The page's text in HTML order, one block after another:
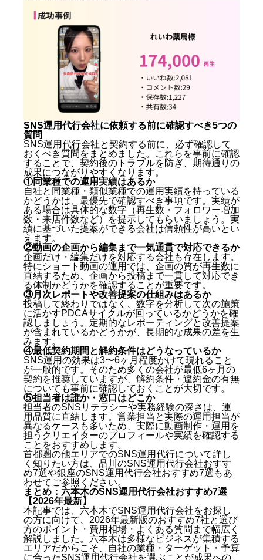
SNS運用代行会社に依頼する前に確認すべき5つの
質問
SNS運用代行会社と契約する前に、必ず確認して
おくべき質問をまとめました。これらを事前に確認
することで、契約後のトラブルを防ぎ、期待通りの
成果につながりやすくなります。
①同業種での運用実績はあるか
自社と同業種・類似業種での運用実績を持っている
かどうかは、最優先で確認すべき事項です。実績が
ある場合は具体的な数字（再生数・フォロワー増加
数・来店件数など）を提示してもらいましょう。実
績に基づいた提案ができる会社は信頼性が高いとい
えます。
②動画の企画から編集まで一気通貫で対応できるか
企画だけ・編集だけを対応する会社も存在します。
特にショート動画の運用では、企画の質が再生数に
直結するため、企画から投稿まで一貫して対応でき
る体制かどうかを確認することが重要です。
③月次レポートや改善提案の仕組みはあるか
投稿して終わりではなく、数字を分析して次の施策
に活かすPDCAサイクルが回っているかどうかを確
認しましょう。定期的なレポーティングと改善提案
が含まれているかどうかが、長期的な成果の差を生
みます。
④最低契約期間と解約条件はどうなっているか
SNS運用の効果は3〜6ヶ月程度かけて現れること
が一般的です。そのため多くの会社が最低6ヶ月の
契約を推奨していますが、解約条件・違約金の有無
についても事前に確認しておくことが大切です。
⑤担当者は誰か・窓口はどこか
担当者のSNSリテラシーや実務経験の深さは、運
用品質に直結します。営業担当と実際の運用担当が
異なるケースも多いため、実際に動画制作・運用を
担うクリエイターのプロフィールや実績を確認する
ことをおすすめします。
首都圏の他エリアでのSNS運用代行について詳し
く知りたい方は、 品川のSNS運用代行会社おすす
め7選や銀座のSNS運用代行会社おすすめ7選 もあ
わせてご参照ください。
まとめ：六本木のSNS運用代行会社おすすめ7選
【2026年最新】
本記事では、六本木でSNS運用代行会社をお探し
の方に向けて、2026年最新版のおすすめ7社と選び
方のポイント・費用相場・よくある質問まで幅広く
解説しました。六本木は多様なビジネスが集積する
エリアだからこそ、自社の業種・ターゲット・予算
に合ったSNS運用代行会社を選ぶことが成果への